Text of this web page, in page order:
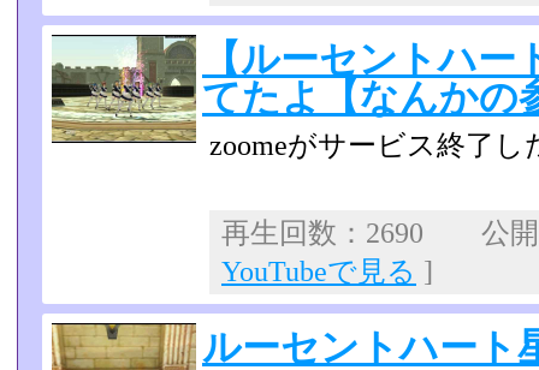
【ルーセントハ
てたよ【なんかの
zoomeがサービス終了し
再生回数：2690 公
YouTubeで見る ]
ルーセントハート